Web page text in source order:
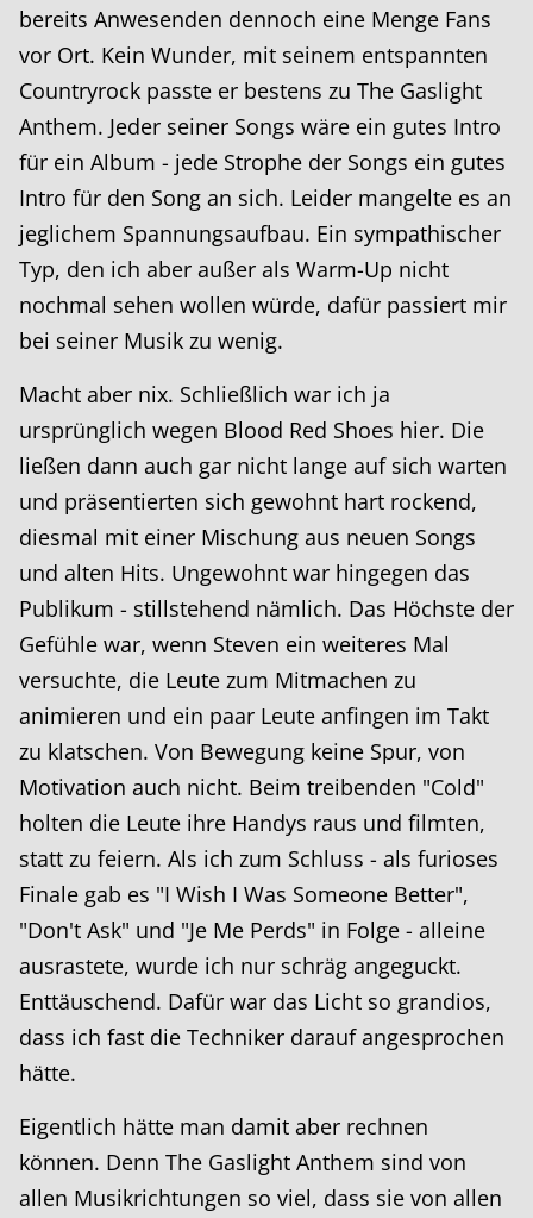
bereits Anwesenden dennoch eine Menge Fans
vor Ort. Kein Wunder, mit seinem entspannten
Countryrock passte er bestens zu The Gaslight
Anthem. Jeder seiner Songs wäre ein gutes Intro
für ein Album - jede Strophe der Songs ein gutes
Intro für den Song an sich. Leider mangelte es an
jeglichem Spannungsaufbau. Ein sympathischer
Typ, den ich aber außer als Warm-Up nicht
nochmal sehen wollen würde, dafür passiert mir
bei seiner Musik zu wenig.
Macht aber nix. Schließlich war ich ja
ursprünglich wegen Blood Red Shoes hier. Die
ließen dann auch gar nicht lange auf sich warten
und präsentierten sich gewohnt hart rockend,
diesmal mit einer Mischung aus neuen Songs
und alten Hits. Ungewohnt war hingegen das
Publikum - stillstehend nämlich. Das Höchste der
Gefühle war, wenn Steven ein weiteres Mal
versuchte, die Leute zum Mitmachen zu
animieren und ein paar Leute anfingen im Takt
zu klatschen. Von Bewegung keine Spur, von
Motivation auch nicht. Beim treibenden "Cold"
holten die Leute ihre Handys raus und filmten,
statt zu feiern. Als ich zum Schluss - als furioses
Finale gab es "I Wish I Was Someone Better",
"Don't Ask" und "Je Me Perds" in Folge - alleine
ausrastete, wurde ich nur schräg angeguckt.
Enttäuschend. Dafür war das Licht so grandios,
dass ich fast die Techniker darauf angesprochen
hätte.
Eigentlich hätte man damit aber rechnen
können. Denn The Gaslight Anthem sind von
allen Musikrichtungen so viel, dass sie von allen